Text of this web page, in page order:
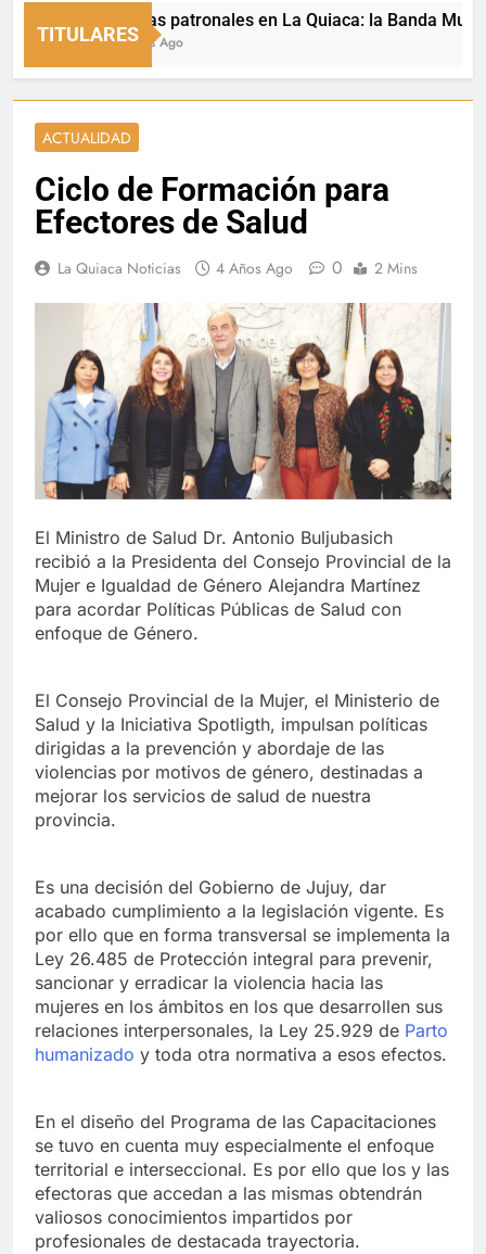
TITULARES
Fiestas patronales en La Quiaca: la Banda
8 Horas Ago
ACTUALIDAD
Ciclo de Formación para
Efectores de Salud
La Quiaca Noticias 4 Años Ago 0 2 Mins
El Ministro de Salud Dr. Antonio Buljubasich
recibió a la Presidenta del Consejo Provincial de la
Mujer e Igualdad de Género Alejandra Martínez
para acordar Políticas Públicas de Salud con
enfoque de Género.
El Consejo Provincial de la Mujer, el Ministerio de
Salud y la Iniciativa Spotligth, impulsan políticas
dirigidas a la prevención y abordaje de las
violencias por motivos de género, destinadas a
mejorar los servicios de salud de nuestra
provincia.
Es una decisión del Gobierno de Jujuy, dar
acabado cumplimiento a la legislación vigente. Es
por ello que en forma transversal se implementa la
Ley 26.485 de Protección integral para prevenir,
sancionar y erradicar la violencia hacia las
mujeres en los ámbitos en los que desarrollen sus
relaciones interpersonales, la Ley 25.929 de Parto
humanizado y toda otra normativa a esos efectos.
En el diseño del Programa de las Capacitaciones
se tuvo en cuenta muy especialmente el enfoque
territorial e interseccional. Es por ello que los y las
efectoras que accedan a las mismas obtendrán
valiosos conocimientos impartidos por
profesionales de destacada trayectoria.